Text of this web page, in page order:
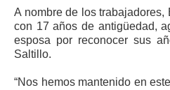
A nombre de los trabajadores,
con 17 años de antigüedad,
esposa por reconocer sus
Saltillo.
“Nos hemos mantenido en